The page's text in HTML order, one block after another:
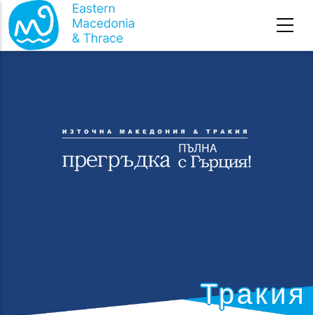
Премини към основното съдържание
Тракия